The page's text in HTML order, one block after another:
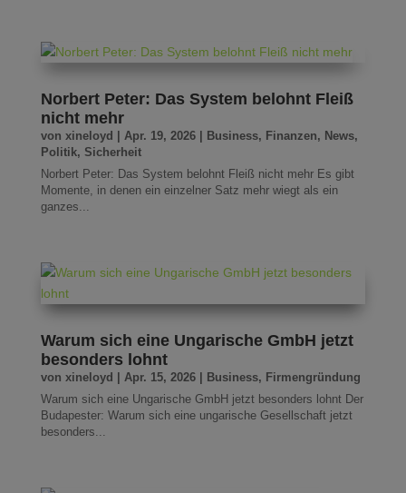
Norbert Peter: Das System belohnt Fleiß
nicht mehr
von xineloyd Apr. 19, 2026| Business, Finanzen, News,
Politik, Sicherheit
Norbert Peter: Das System belohnt Fleiß nicht mehr Es gibt
Momente, in denen ein einzelner Satz mehr wiegt als ein
ganzes...
Warum sich eine Ungarische GmbH jetzt
besonders lohnt
von xineloyd Apr. 15, 2026| Business, Firmengründung
Warum sich eine Ungarische GmbH jetzt besonders lohnt Der
Budapester: Warum sich eine ungarische Gesellschaft jetzt
besonders...